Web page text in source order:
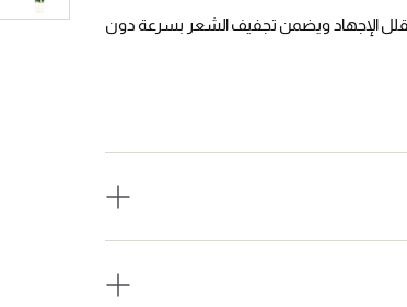
الإجهاد ويضمن تجفيف الشعر بسرعة دون